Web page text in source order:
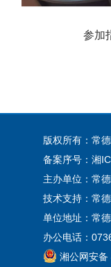
参加
版权所有：常
备案序号： 湘
主办单位：常
技术支持：常
单位地址：常
办公电话：
湘公网安